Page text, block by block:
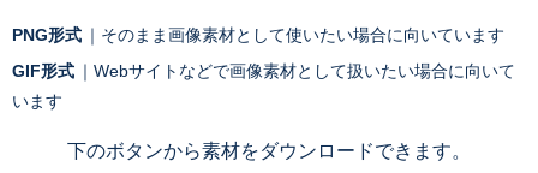
PNG形式 ｜そのまま画像素材として使いたい場合に向いています
GIF形式 ｜Webサイトなどで画像素材として扱いたい場合に向いて
います
下のボタンから素材をダウンロードできます。